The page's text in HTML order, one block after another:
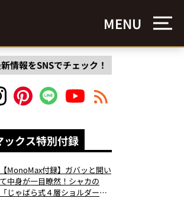
MENU
情報をSNSでチェック！
ックス特別付録
【MonoMax付録】ガバッと開い
て中身が一目瞭然！シャカの
「じゃばら式４層ショルダーバ